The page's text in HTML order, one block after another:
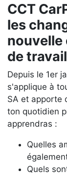
CCT
les
de
Depuis le 1er
s'applique à
SA et apporte
ton quotidien
apprendras :
Quelles
Quels